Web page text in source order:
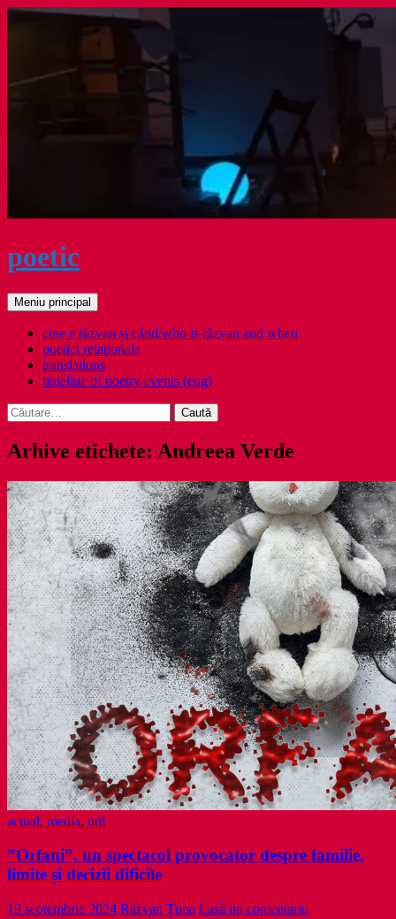
poetic
Caută
Meniu principal
cine e răzvan și când/who is răzvan and when
poetici relaţionale
translations
timeline of poetry events (eng)
Caută
după:
Arhive etichete: Andreea Verde
actual, media, util
”Orfani”, un spectacol provocator despre familie,
limite și decizii dificile
19 septembrie 2024 Răzvan Țupa Lasă un comentariu